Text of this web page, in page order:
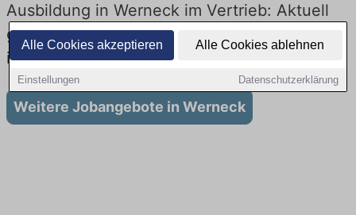
Alle Cookies akzeptieren Alle Cookies ablehnen
Einstellungen Datenschutzerklärung
Ausbildung in Werneck im Vertrieb: Aktuell
gibt es keine Stellenangebote für Ausbildung
in Werneck
Weitere Jobangebote in Werneck